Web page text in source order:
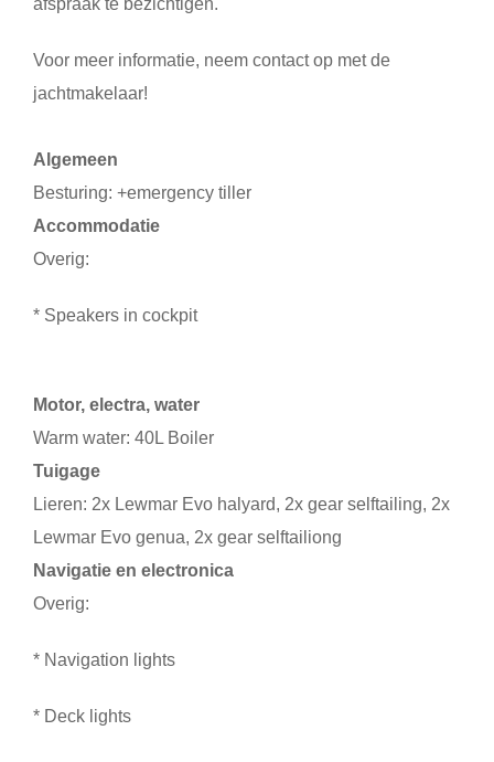
afspraak te bezichtigen.
Voor meer informatie, neem contact op met de
jachtmakelaar!
Algemeen
Besturing: +emergency tiller
Accommodatie
Overig:
* Speakers in cockpit
Motor, electra, water
Warm water: 40L Boiler
Tuigage
Lieren: 2x Lewmar Evo halyard, 2x gear selftailing, 2x
Lewmar Evo genua, 2x gear selftailiong
Navigatie en electronica
Overig:
* Navigation lights
* Deck lights